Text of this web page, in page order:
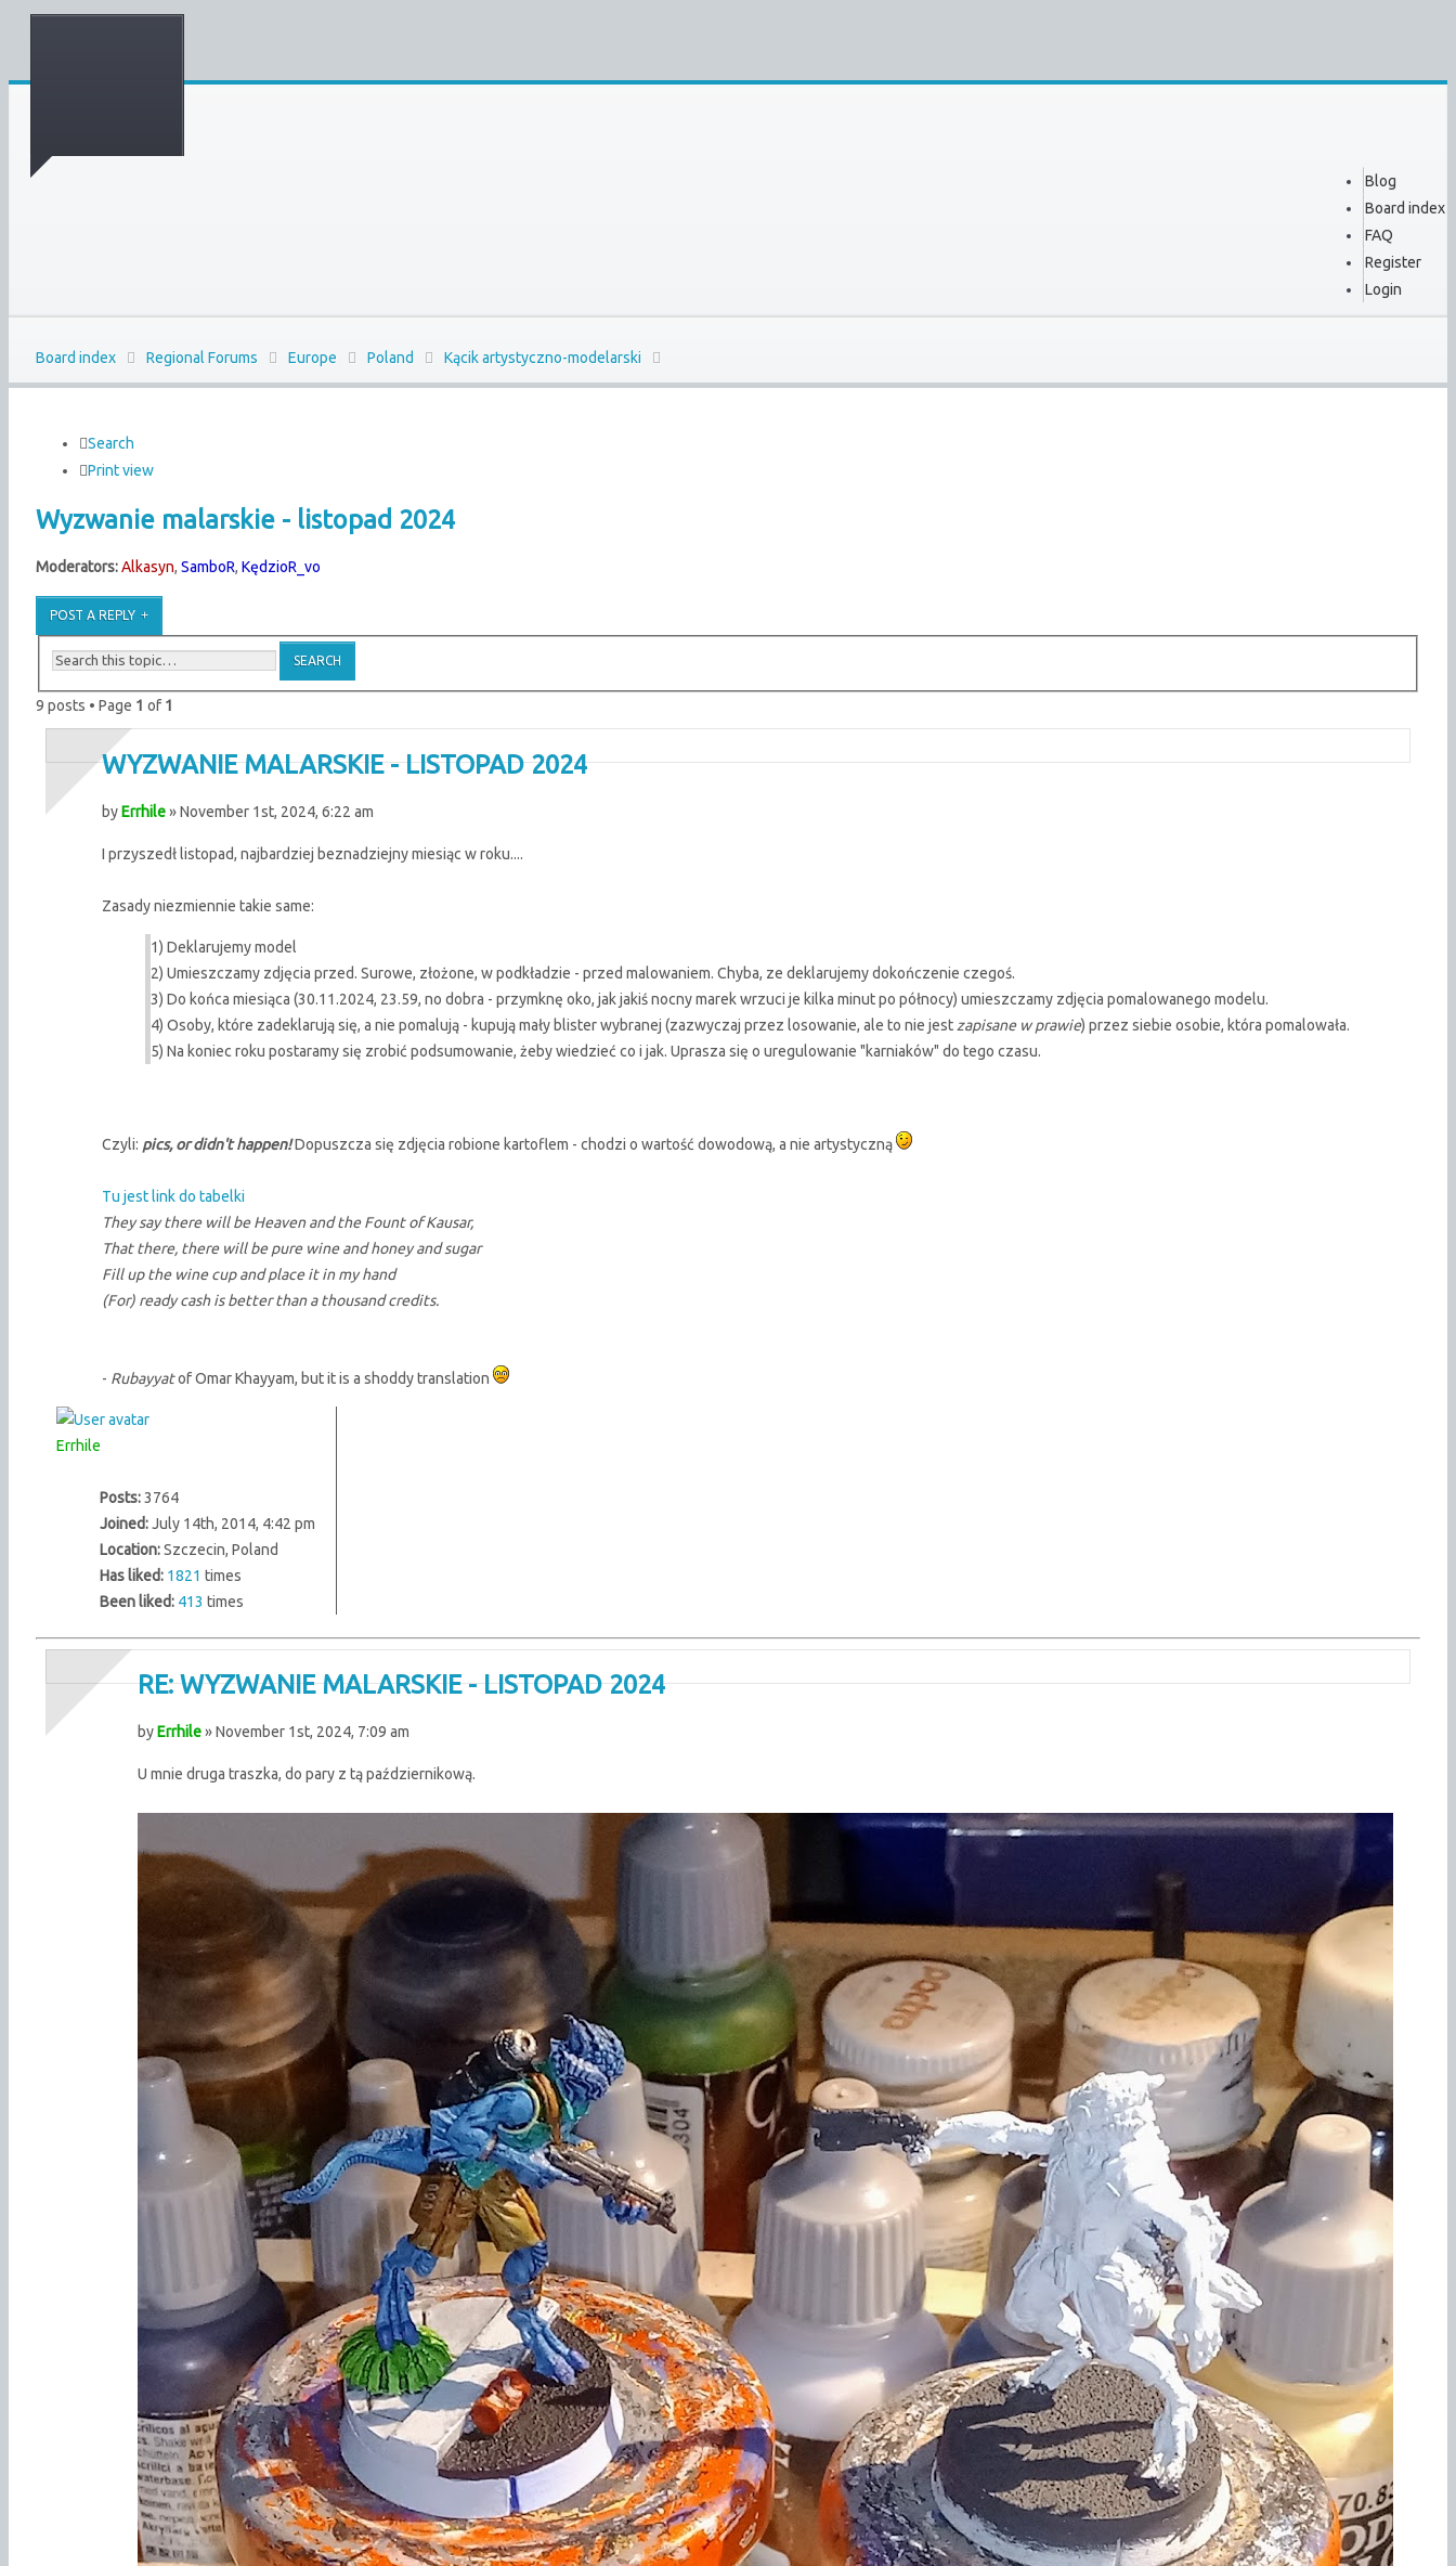
Blog
Board index
FAQ
Register
Login
Board index Regional Forums Europe Poland Kącik artystyczno-modelarski
Search
Print view
Wyzwanie malarskie - listopad 2024
Moderators:Alkasyn, SamboR, KędzioR_vo
POST A REPLY
9 posts • Page 1 of 1
WYZWANIE MALARSKIE - LISTOPAD 2024
byErrhile» November 1st, 2024, 6:22 am
I przyszedł listopad, najbardziej beznadziejny miesiąc w roku....
Zasady niezmiennie takie same:
1) Deklarujemy model
2) Umieszczamy zdjęcia przed. Surowe, złożone, w podkładzie - przed malowaniem. Chyba, ze deklarujemy dokończenie czegoś.
3) Do końca miesiąca (30.11.2024, 23.59, no dobra - przymknę oko, jak jakiś nocny marek wrzuci je kilka minut po północy) umieszczamy zdjęcia pomalowanego modelu.
4) Osoby, które zadeklarują się, a nie pomalują - kupują mały blister wybranej (zazwyczaj przez losowanie, ale to nie jest zapisane w prawie) przez siebie osobie, która pomalowała.
5) Na koniec roku postaramy się zrobić podsumowanie, żeby wiedzieć co i jak. Uprasza się o uregulowanie "karniaków" do tego czasu.
Czyli: pics, or didn't happen!Dopuszcza się zdjęcia robione kartoflem - chodzi o wartość dowodową, a nie artystyczną
Tu jest link do tabelki
They say there will be Heaven and the Fount of Kausar,
That there, there will be pure wine and honey and sugar
Fill up the wine cup and place it in my hand
(For) ready cash is better than a thousand credits.
- Rubayyatof Omar Khayyam, but it is a shoddy translation
Errhile
Posts:3764
Joined:July 14th, 2014, 4:42 pm
Location:Szczecin, Poland
Has liked: 1821 times
Been liked: 413 times
RE: WYZWANIE MALARSKIE - LISTOPAD 2024
byErrhile» November 1st, 2024, 7:09 am
U mnie druga traszka, do pary z tą październikową.